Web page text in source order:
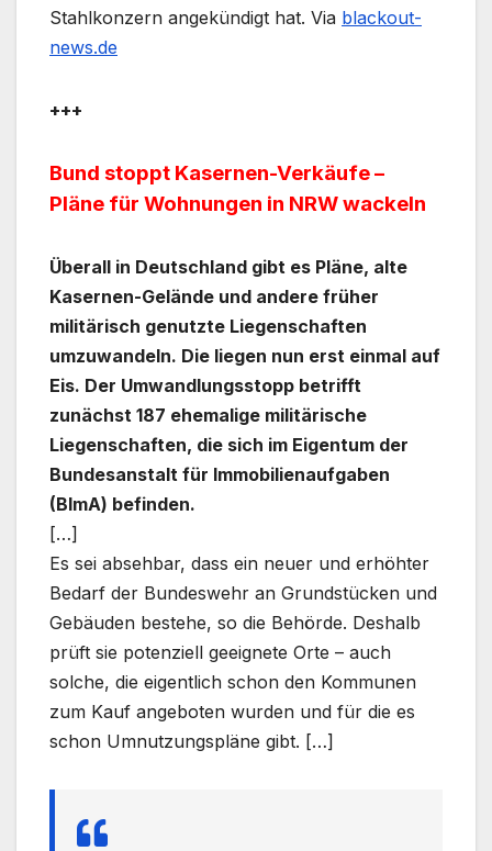
Stahlkonzern angekündigt hat. Via blackout-
news.de
+++
Bund stoppt Kasernen-Verkäufe –
Pläne für Wohnungen in NRW wackeln
Überall in Deutschland gibt es Pläne, alte
Kasernen-Gelände und andere früher
militärisch genutzte Liegenschaften
umzuwandeln. Die liegen nun erst einmal auf
Eis. Der Umwandlungsstopp betrifft
zunächst 187 ehemalige militärische
Liegenschaften, die sich im Eigentum der
Bundesanstalt für Immobilienaufgaben
(BImA) befinden.
[…]
Es sei absehbar, dass ein neuer und erhöhter
Bedarf der Bundeswehr an Grundstücken und
Gebäuden bestehe, so die Behörde. Deshalb
prüft sie potenziell geeignete Orte – auch
solche, die eigentlich schon den Kommunen
zum Kauf angeboten wurden und für die es
schon Umnutzungspläne gibt. […]